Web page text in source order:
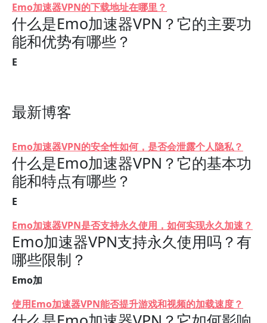
Emo加速器VPN的下载地址在哪里？
什么是Emo加速器VPN？它的主要功
能和优势有哪些？
E
最新博客
Emo加速器VPN的安全性如何，是否会泄露个人隐私？
什么是Emo加速器VPN？它的基本功
能和特点有哪些？
E
Emo加速器VPN是否支持永久使用，如何实现永久加速？
Emo加速器VPN支持永久使用吗？有
哪些限制？
Emo加
使用Emo加速器VPN能否提升游戏和视频的加载速度？